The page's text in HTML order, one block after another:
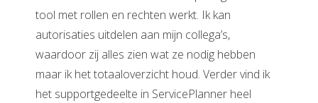
tool met rollen en rechten werkt. Ik kan
autorisaties uitdelen aan mijn collega’s,
waardoor zij alles zien wat ze nodig hebben
maar ik het totaaloverzicht houd. Verder vind ik
het supportgedeelte in ServicePlanner heel